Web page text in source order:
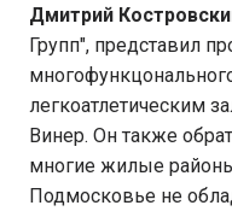
Дмитрий
Групп", представил
легкоатлетическим
Винер. Он также
многие жилые
Подмосковье не